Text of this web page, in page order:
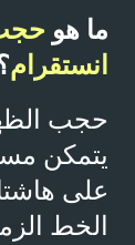
ما هو
انستقرام
حجب
يتمكن
على
الخط